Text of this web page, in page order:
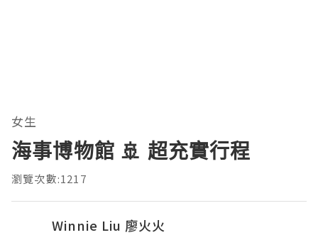
女生
海事博物館 🚢 超充實行程
瀏覽次數:1217
Winnie Liu 廖火火